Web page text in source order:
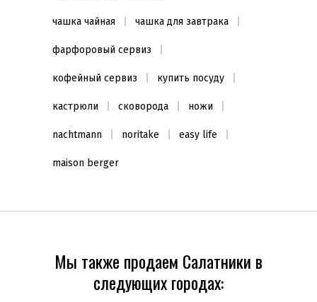
чашка чайная чашка для завтрака
фарфоровый сервиз
кофейный сервиз купить посуду
кастрюли сковорода ножи
nachtmann noritake easy life
maison berger
Мы также продаем Салатники в
следующих городах: